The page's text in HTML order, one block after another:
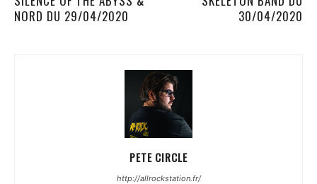
NORD DU 29/04/2020
30/04/2020
PETE CIRCLE
http://allrockstation.fr/